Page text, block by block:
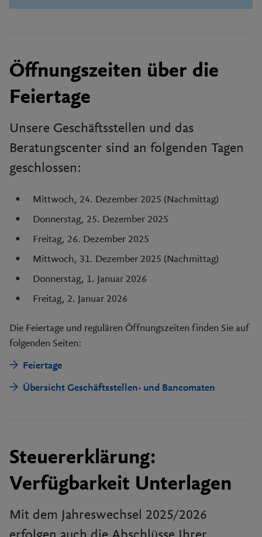
Öffnungszeiten über die
Feiertage
Unsere Geschäftsstellen und das
Beratungscenter sind an folgenden Tagen
geschlossen:
Mittwoch, 24. Dezember 2025 (Nachmittag)
Donnerstag, 25. Dezember 2025
Freitag, 26. Dezember 2025
Mittwoch, 31. Dezember 2025 (Nachmittag)
Donnerstag, 1. Januar 2026
Freitag, 2. Januar 2026
Die Feiertage und regulären Öffnungszeiten finden Sie auf
folgenden Seiten:
Feiertage
Übersicht Geschäftsstellen- und Bancomaten
Steuererklärung:
Verfügbarkeit Unterlagen
Mit dem Jahreswechsel 2025/2026